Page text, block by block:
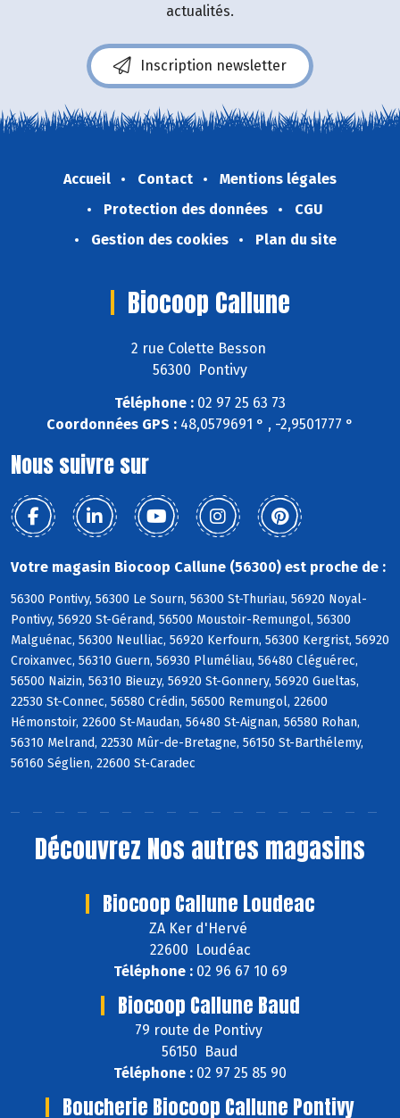
actualités.
Inscription newsletter
Accueil Contact
Mentions légales
Protection des données
CGU
Gestion des cookies
Plan du site
Biocoop Callune
2 rue Colette Besson
56300 Pontivy
Téléphone : 02 97 25 63 73
Coordonnées GPS : 48,0579691 ° , -2,9501777 °
Nous suivre sur
Votre magasin Biocoop Callune (56300) est proche de :
56300 Pontivy, 56300 Le Sourn, 56300 St-Thuriau, 56920 Noyal-
Pontivy, 56920 St-Gérand, 56500 Moustoir-Remungol, 56300
Malguénac, 56300 Neulliac, 56920 Kerfourn, 56300 Kergrist, 56920
Croixanvec, 56310 Guern, 56930 Pluméliau, 56480 Cléguérec,
56500 Naizin, 56310 Bieuzy, 56920 St-Gonnery, 56920 Gueltas,
22530 St-Connec, 56580 Crédin, 56500 Remungol, 22600
Hémonstoir, 22600 St-Maudan, 56480 St-Aignan, 56580 Rohan,
56310 Melrand, 22530 Mûr-de-Bretagne, 56150 St-Barthélemy,
56160 Séglien, 22600 St-Caradec
Découvrez Nos autres magasins
Biocoop Callune Loudeac
ZA Ker d'Hervé
22600 Loudéac
Téléphone :02 96 67 10 69
Biocoop Callune Baud
79 route de Pontivy
56150 Baud
Téléphone : 02 97 25 85 90
Boucherie Biocoop Callune Pontivy